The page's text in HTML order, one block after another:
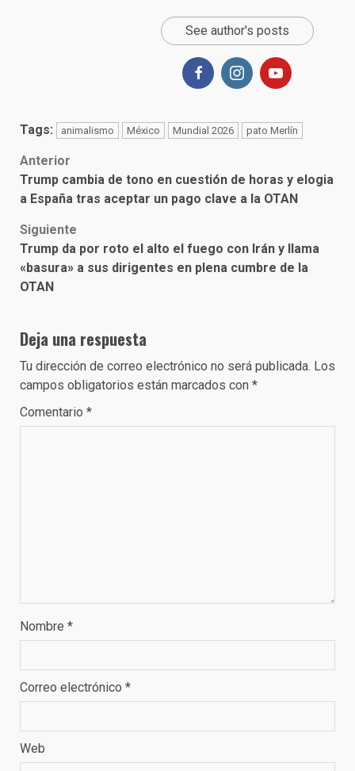
See author's posts
Tags: animalismo México Mundial 2026 pato Merlín
Post
navigation
Anterior
Trump cambia de tono en cuestión de horas y elogia
a España tras aceptar un pago clave a la OTAN
Siguiente
Trump da por roto el alto el fuego con Irán y llama
«basura» a sus dirigentes en plena cumbre de la
OTAN
Deja una respuesta
Tu dirección de correo electrónico no será publicada. Los
campos obligatorios están marcados con *
Comentario *
Nombre *
Correo electrónico *
Web